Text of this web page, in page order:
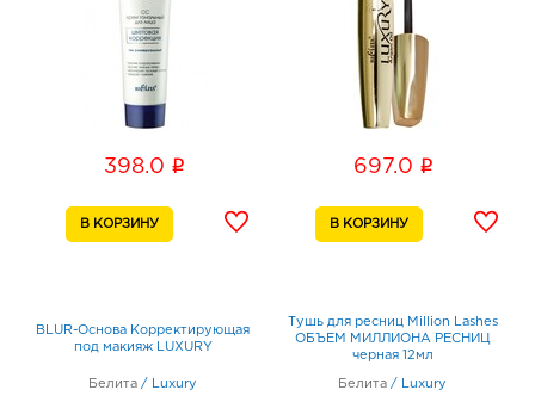
398.0 i 697.0 i
BLUR-Основа Корректирующая
под макияж LUXURY
Белита / Luxury
Тушь для ресниц Million Lashes
ОБЪЕМ МИЛЛИОНА РЕСНИЦ
черная 12мл
Белита / Luxury